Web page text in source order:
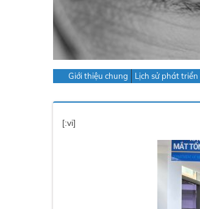
Giới thiệu chung Lịch sử phát triển
[:vi]